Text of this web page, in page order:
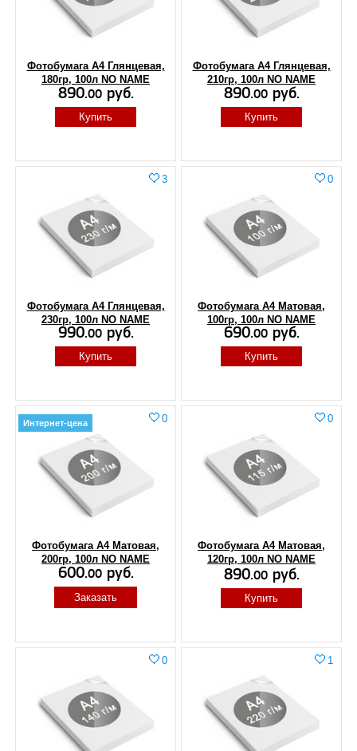
Фотобумага A4 Глянцевая,
180гр, 100л NO NAME
890.00руб.
Купить
Фотобумага А4 Глянцевая,
210гр, 100л NO NAME
890.00руб.
Купить
Фотобумага А4 Глянцевая,
230гр, 100л NO NAME
3
990.00руб.
Купить
Фотобумага А4 Матовая,
100гр, 100л NO NAME
0
690.00руб.
Купить
Фотобумага А4 Матовая,
200гр, 100л NO NAME
0
Интернет-цена
600.00руб.
Заказать
Фотобумага А4 Матовая,
120гр, 100л NO NAME
0
890.00руб.
Купить
0 1